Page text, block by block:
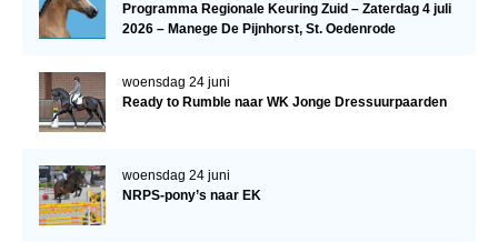
AANMELDEN HENGSTENKEURING ONDER HET
Verrichtingsonderzoek NRPS
Verrichtingsonderzoek 2023-2024
Programma Regionale Keuring Zuid – Zaterdag 4 juli
2026 – Manege De Pijnhorst, St. Oedenrode
woensdag 24 juni
Ready to Rumble naar WK Jonge Dressuurpaarden
woensdag 24 juni
NRPS-pony’s naar EK